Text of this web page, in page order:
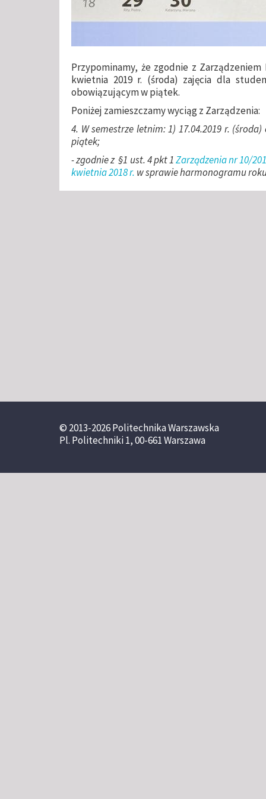
Przypominamy, że zgodnie z
kwietnia 2019 r. (środa) zajęcia dla
obowiązującym w piątek.
Poniżej zamieszczamy wyciąg z Zarządzenia:
4. W semestrze letnim: 1) 17.04.2019 r.
piątek;
- zgodnie z §1 ust. 4 pkt 1Zarządzenia nr 10/
kwietnia 2018 r. w sprawie harmonogramu
© 2013-2026 Politechnika Warszawska
Pl. Politechniki 1, 00-661 Warszawa